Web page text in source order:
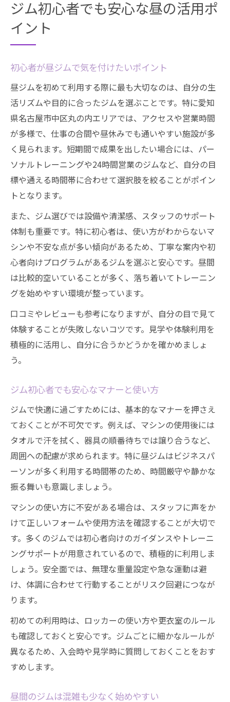
ジム初心者でも安心な昼の活用ポ
イント
初心者が昼ジムで気を付けたいポイント
昼ジムを初めて利用する際に最も大切なのは、自分の生
活リズムや目的に合ったジムを選ぶことです。特に愛知
県名古屋市中区丸の内エリアでは、アクセスや営業時間
が多様で、仕事の合間や昼休みでも通いやすい施設が多
く見られます。短期間で成果を出したい場合には、パー
ソナルトレーニングや24時間営業のジムなど、自分の目
標や通える時間帯に合わせて選択肢を絞ることがポイン
トとなります。
また、ジム選びでは設備や清潔感、スタッフのサポート
体制も重要です。特に初心者は、使い方がわからないマ
シンや不安な点が多い傾向があるため、丁寧な案内や初
心者向けプログラムがあるジムを選ぶと安心です。昼間
は比較的空いていることが多く、落ち着いてトレーニン
グを始めやすい環境が整っています。
口コミやレビューも参考になりますが、自分の目で見て
体験することが失敗しないコツです。見学や体験利用を
積極的に活用し、自分に合うかどうかを確かめましょ
う。
ジム初心者でも安心なマナーと使い方
ジムで快適に過ごすためには、基本的なマナーを押さえ
ておくことが不可欠です。例えば、マシンの使用後には
タオルで汗を拭く、器具の順番待ちでは譲り合うなど、
周囲への配慮が求められます。特に昼ジムはビジネスパ
ーソンが多く利用する時間帯のため、時間厳守や静かな
振る舞いも意識しましょう。
マシンの使い方に不安がある場合は、スタッフに声をか
けて正しいフォームや使用方法を確認することが大切で
す。多くのジムでは初心者向けのガイダンスやトレーニ
ングサポートが用意されているので、積極的に利用しま
しょう。安全面では、無理な重量設定や急な運動は避
け、体調に合わせて行動することがリスク回避につなが
ります。
初めての利用時は、ロッカーの使い方や更衣室のルール
も確認しておくと安心です。ジムごとに細かなルールが
異なるため、入会時や見学時に質問しておくことをおす
すめします。
昼間のジムは混雑も少なく始めやすい